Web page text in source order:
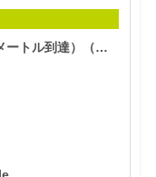
Save the Pets（深さ(DEPTH)2000メートル到達）（Android）